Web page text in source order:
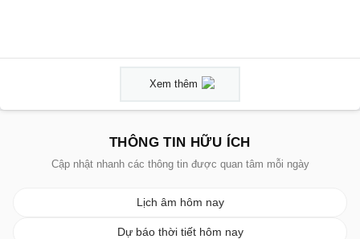
Xem thêm
THÔNG TIN HỮU ÍCH
Cập nhật nhanh các thông tin được quan tâm mỗi ngày
Lịch âm hôm nay
Dự báo thời tiết hôm nay